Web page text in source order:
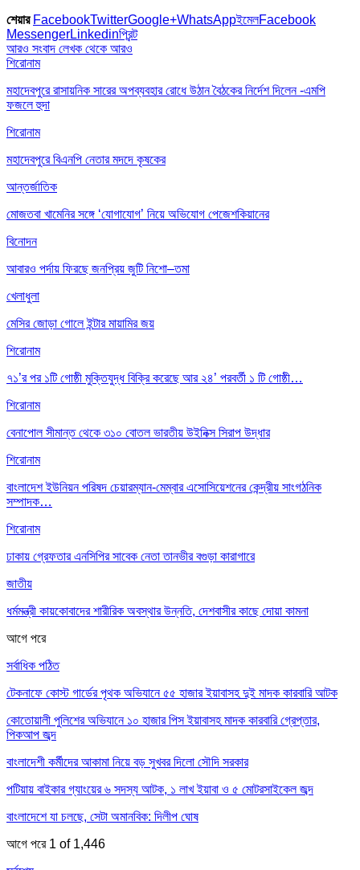
শেয়ার FacebookTwitterGoogle+WhatsAppইমেলFacebook
MessengerLinkedinপ্রিন্ট
আরও সংবাদ লেখক থেকে আরও
শিরোনাম
মহাদেবপুরে রাসায়নিক সারের অপব্যবহার রোধে উঠান বৈঠকের নির্দেশ দিলেন -এমপি
ফজলে হুদা
শিরোনাম
মহাদেবপুরে বিএনপি নেতার মদদে কৃষকের
আন্তর্জাতিক
মোজতবা খামেনির সঙ্গে ‘যোগাযোগ’ নিয়ে অভিযোগ পেজেশকিয়ানের
বিনোদন
আবারও পর্দায় ফিরছে জনপ্রিয় জুটি নিশো–তমা
খেলাধুলা
মেসির জোড়া গোলে ইন্টার মায়ামির জয়
শিরোনাম
৭১’র পর ১টি গোষ্ঠী মুক্তিযুদ্ধ বিক্রি করেছে আর ২৪’ পরবর্তী ১ টি গোষ্ঠী…
শিরোনাম
বেনাপোল সীমান্ত থেকে ৩১০ বোতল ভারতীয় উইনিক্স সিরাপ উদ্ধার
শিরোনাম
বাংলাদেশ ইউনিয়ন পরিষদ চেয়ারম্যান-মেম্বার এসোসিয়েশনের কেন্দ্রীয় সাংগঠনিক
সম্পাদক…
শিরোনাম
ঢাকায় গ্রেফতার এনসিপির সাবেক নেতা তানভীর বগুড়া কারাগারে
জাতীয়
ধর্মমন্ত্রী কায়কোবাদের শারীরিক অবস্থার উন্নতি, দেশবাসীর কাছে দোয়া কামনা
আগে পরে
সর্বাধিক পঠিত
টেকনাফে কোস্ট গার্ডের পৃথক অভিযানে ৫৫ হাজার ইয়াবাসহ দুই মাদক কারবারি আটক
কোতোয়ালী পুলিশের অভিযানে ১০ হাজার পিস ইয়াবাসহ মাদক কারবারি গ্রেপ্তার,
পিকআপ জব্দ
বাংলাদেশী কর্মীদের আকামা নিয়ে বড় সুখবর দিলো সৌদি সরকার
পটিয়ায় বাইকার গ্যাংয়ের ৬ সদস্য আটক, ১ লাখ ইয়াবা ও ৫ মোটরসাইকেল জব্দ
বাংলাদেশে যা চলছে, সেটা অমানবিক: দিলীপ ঘোষ
আগে পরে 1 of 1,446